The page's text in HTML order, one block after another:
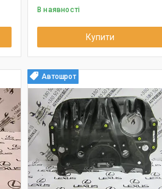
В наявності
Купити
Автошрот